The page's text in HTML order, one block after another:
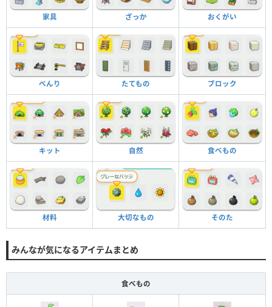
家具 ざっか おくがい
べんり たてもの ブロック
キット 自然 食べもの
材料 大切なもの そのた
みんなが気になるアイテムまとめ
食べもの